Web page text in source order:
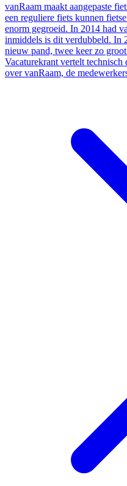
vanRaam maakt aangepaste
een reguliere fiets kunnen
enorm gegroeid. In 2014 had
inmiddels is dit verdubbeld. In
nieuw pand, twee keer zo
Vacaturekrant vertelt
over vanRaam, de